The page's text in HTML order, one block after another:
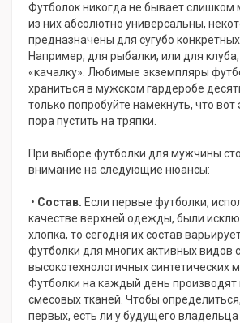
Футболок никогда не бывает слишком
из них абсолютно универсальны,
предназначены для сугубо
Например, для рыбалки, или для
«качалку». Любимые экземпляры
храниться в мужском гардеробе
только попробуйте намекнуть, что вот
пора пустить на тряпки.
При выборе футболки для мужчины
внимание на следующие нюансы:
• Состав. Если первые футболки,
качестве верхней одежды, были
хлопка, то сегодня их состав
футболки для многих активных видов
высокотехнологичных синтетических
Футболки на каждый день производят
смесовых тканей. Чтобы
первых, есть ли у будущего